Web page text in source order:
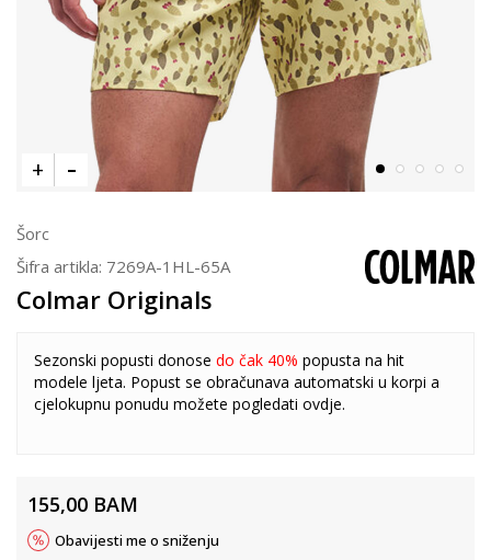
Šorc
Šifra artikla: 7269A-1HL-65A
Colmar Originals
Sezonski popusti donose do čak 40% popusta na hit
modele ljeta. Popust se obračunava automatski u korpi a
cjelokupnu ponudu možete pogledati ovdje.
155,00 BAM
Obavijesti me o sniženju